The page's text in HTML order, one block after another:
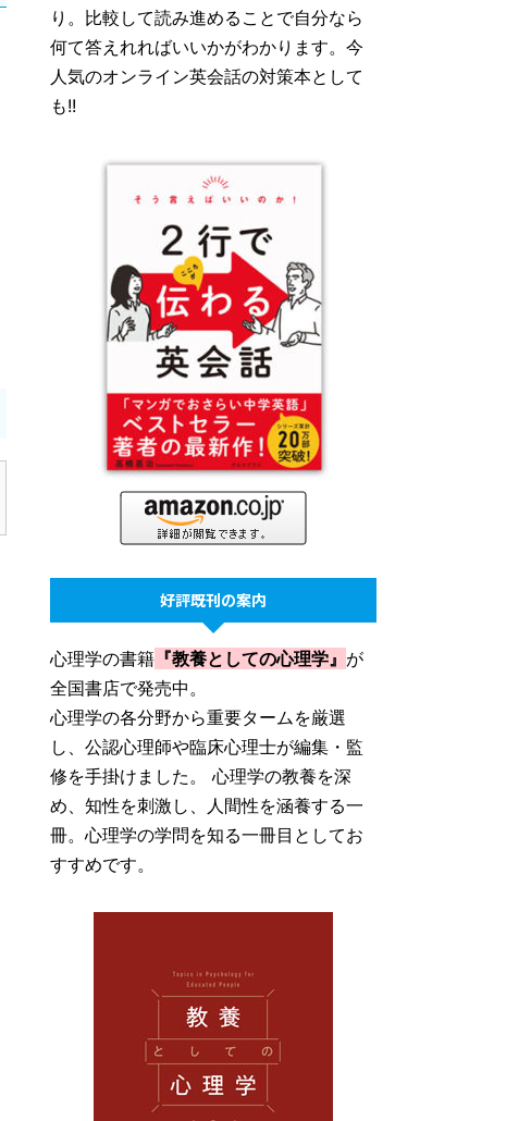
り。比較して読み進めることで自分なら
何て答えれればいいかがわかります。今
人気のオンライン英会話の対策本として
も!!
好評既刊の案内
心理学の書籍 『教養としての心理学』 が
全国書店で発売中。
心理学の各分野から重要タームを厳選
し、公認心理師や臨床心理士が編集・監
修を手掛けました。 心理学の教養を深
め、知性を刺激し、人間性を涵養する一
冊。心理学の学問を知る一冊目としてお
すすめです。